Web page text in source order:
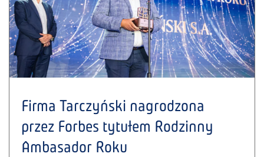
Firma Tarczyński nagrodzona
przez Forbes tytułem Rodzinny
Ambasador Roku